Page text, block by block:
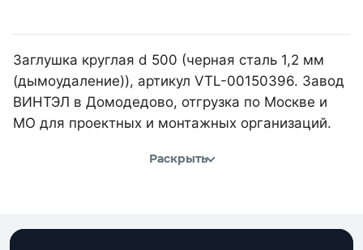
Заглушка круглая d 500 (черная сталь 1,2 мм
(дымоудаление)), артикул VTL-00150396. Завод
ВИНТЭЛ в Домодедово, отгрузка по Москве и
МО для проектных и монтажных организаций.
Раскрыть